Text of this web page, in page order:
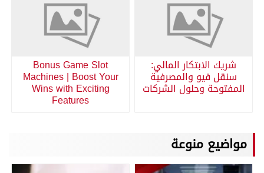
شريك الابتكار المالي:
سنقل فيو والمصرفية
المفتوحة وحلول الشركات
Bonus Game Slot
Machines | Boost Your
Wins with Exciting
Features
مواضيع منوعة